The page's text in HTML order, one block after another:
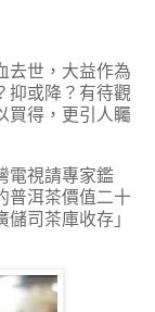
去世，大益作為
抑或降？有待觀
買得，更引人矚
電視請專家鑑
普洱茶價值二十
司茶庫收存」